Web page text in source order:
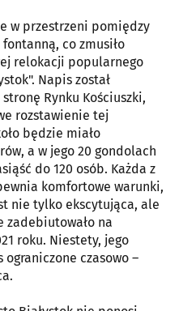
w przestrzeni pomiędzy
co zmusiło
relokacji popularnego
Napis został
Rynku Kościuszki,
rozstawienie tej
będzie miało
a w jego 20 gondolach
do 120 osób. Każda z
komfortowe warunki,
nie tylko ekscytująca, ale
zadebiutowało na
roku. Niestety, jego
ograniczone czasowo –